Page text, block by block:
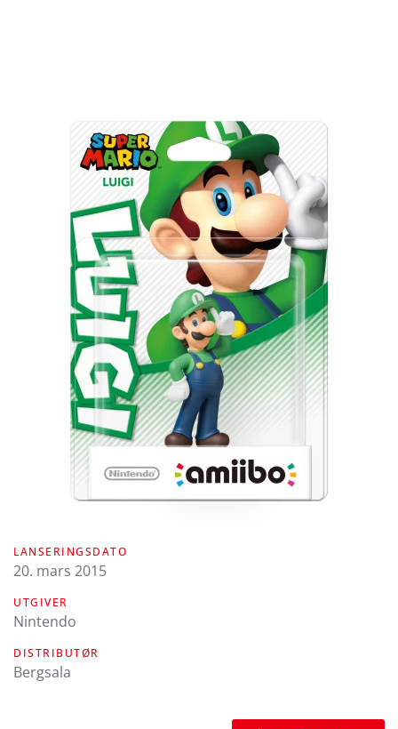
LANSERINGSDATO
20. mars 2015
UTGIVER
Nintendo
DISTRIBUTØR
Bergsala